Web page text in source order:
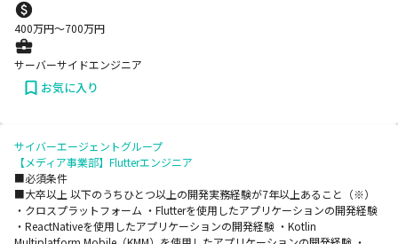
400万円〜700万円
サーバーサイドエンジニア
お気に入り
サイバーエージェントグループ
【メディア事業部】Flutterエンジニア
■必須条件
■大卒以上 以下のうちひとつ以上の開発実務経験が7年以上あること（※）
・クロスプラットフォーム ・Flutterを使用したアプリケーションの開発経験
・ReactNativeを使用したアプリケーションの開発経験 ・Kotlin